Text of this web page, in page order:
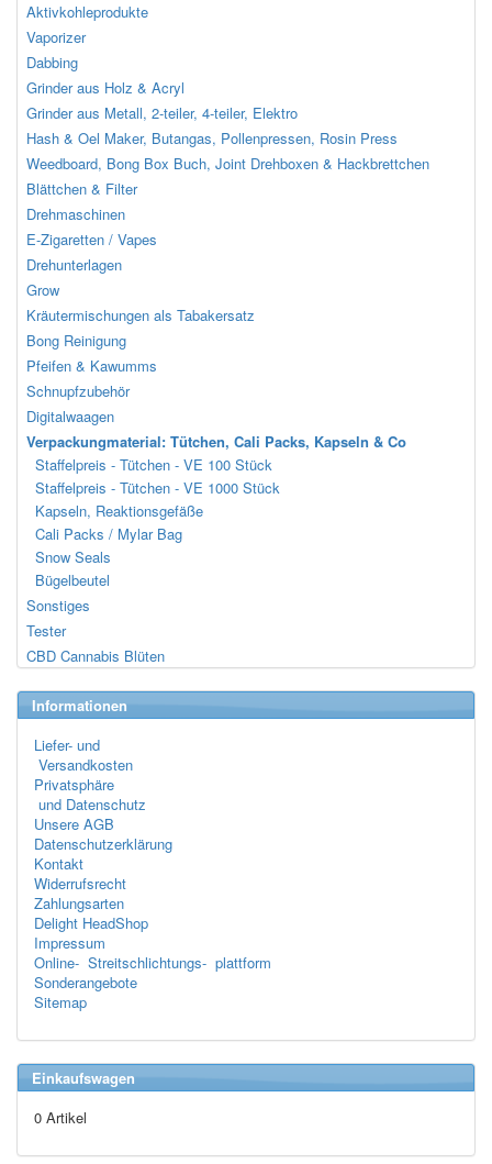
Aktivkohleprodukte
Vaporizer
Dabbing
Grinder aus Holz & Acryl
Grinder aus Metall, 2-teiler, 4-teiler, Elektro
Hash & Oel Maker, Butangas, Pollenpressen, Rosin Press
Weedboard, Bong Box Buch, Joint Drehboxen & Hackbrettchen
Blättchen & Filter
Drehmaschinen
E-Zigaretten / Vapes
Drehunterlagen
Grow
Kräutermischungen als Tabakersatz
Bong Reinigung
Pfeifen & Kawumms
Schnupfzubehör
Digitalwaagen
Verpackungmaterial: Tütchen, Cali Packs, Kapseln & Co
Staffelpreis - Tütchen - VE 100 Stück
Staffelpreis - Tütchen - VE 1000 Stück
Kapseln, Reaktionsgefäße
Cali Packs / Mylar Bag
Snow Seals
Bügelbeutel
Sonstiges
Tester
CBD Cannabis Blüten
Informationen
Liefer- und
Versandkosten
Privatsphäre
und Datenschutz
Unsere AGB
Datenschutzerklärung
Kontakt
Widerrufsrecht
Zahlungsarten
Delight HeadShop
Impressum
Online- Streitschlichtungs- plattform
Sonderangebote
Sitemap
Einkaufswagen
0 Artikel